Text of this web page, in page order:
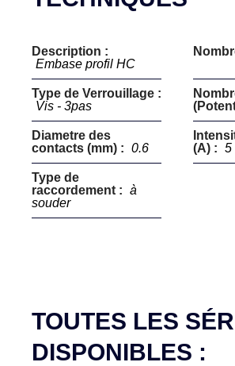
Description :
Embase profil HC
Type de Verrouillage :
Vis - 3pas
Diametre des
contacts (mm) : 0.6
(A) : 5
Type de
raccordement : à
souder
TOUTES LES
DISPONIBLES :